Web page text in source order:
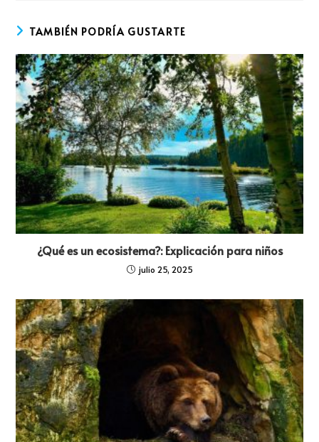
TAMBIÉN PODRÍA GUSTARTE
¿Qué es un ecosistema?: Explicación para niños
julio 25, 2025